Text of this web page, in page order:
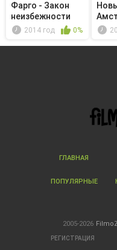
Фарго - Закон
неизбежности
2014 год 0%
ГЛАВНАЯ
ПОПУЛЯРНЫЕ
2005-2026
РЕГИСТРАЦИЯ